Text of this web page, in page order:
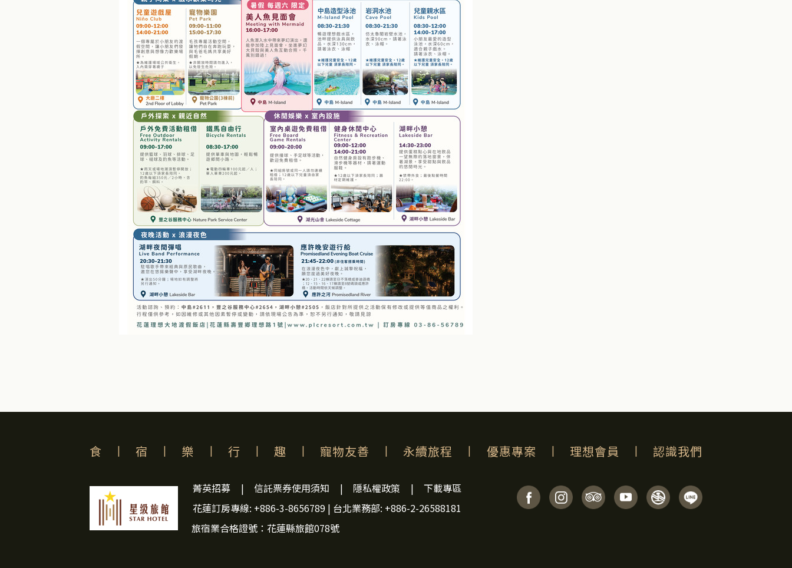
食 | 宿 | 樂 | 行 | 趣 | 寵物友善 | 永續旅程 | 優惠專案 | 理想會員 | 認識我們
菁英招募 | 信託票券使用須知 | 隱私權政策 |
下載專區
花蓮訂房專線: +886-3-8656789 | 台北業務部: +886-2-26588181
旅宿業合格證號：花蓮縣旅館​078號